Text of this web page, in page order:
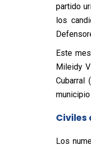
partido
los
Este
Mileidy
Cubarral
municipio
Civiles
Los